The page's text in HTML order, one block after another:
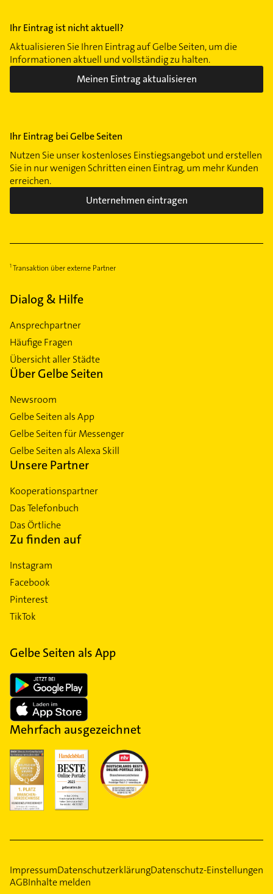
Ihr Eintrag ist nicht aktuell?
Aktualisieren Sie Ihren Eintrag auf Gelbe Seiten, um die
Informationen aktuell und vollständig zu halten.
Meinen Eintrag aktualisieren
Ihr Eintrag bei Gelbe Seiten
Nutzen Sie unser kostenloses Einstiegsangebot und erstellen
Sie in nur wenigen Schritten einen Eintrag, um mehr Kunden
erreichen.
Unternehmen eintragen
Transaktion über externe Partner
Dialog & Hilfe
Ansprechpartner
Häufige Fragen
Übersicht aller Städte
Über Gelbe Seiten
Newsroom
Gelbe Seiten als App
Gelbe Seiten für Messenger
Gelbe Seiten als Alexa Skill
Unsere Partner
Kooperationspartner
Das Telefonbuch
Das Örtliche
Zu finden auf
Instagram
Facebook
Pinterest
TikTok
Gelbe Seiten als App
Mehrfach ausgezeichnet
ImpressumDatenschutzerklärungDatenschutz-Einstellungen
AGBInhalte melden